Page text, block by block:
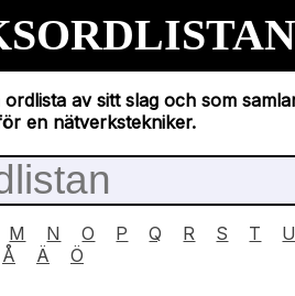
av sitt slag och som
en nätverkstekniker.
M N O P Q R S T U
Å
Ä Ö